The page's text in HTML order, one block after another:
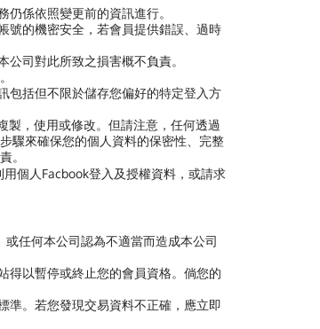
係依照變更前的資訊進行。
號的機密安全，若會員提供錯誤、過時
司對此所致之損害概不負責。
包括但不限於儲存您偏好的特定登入方
製，使用或修改。但請注意，任何透過
驟來確保您的個人資料的保密性、完整
。
個人Facbook登入及授權資料，或請求
任何本公司認為不適當而造成本公司
得以暫停或終止您的會員資格。倘您的
準。若您發現交易資料不正確，應立即